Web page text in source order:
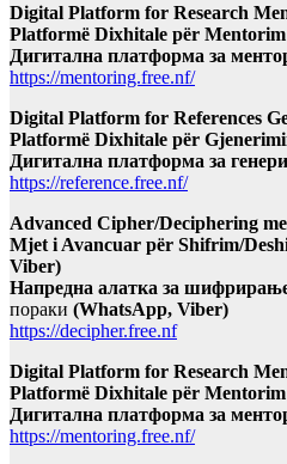
Digital Platform for Research
Platformë Dixhitale për
Дигитална платформа за
https://mentoring.free.nf/
Digital Platform for References
Platformë Dixhitale për
Дигитална платформа за
https://reference.free.nf/
Advanced Cipher/Deciphering
Mjet i Avancuar për Shifrim/
Viber)
Напредна алатка за
пораки (WhatsApp, Viber)
https://decipher.free.nf
Digital Platform for Research
Platformë Dixhitale për
Дигитална платформа за
https://mentoring.free.nf/